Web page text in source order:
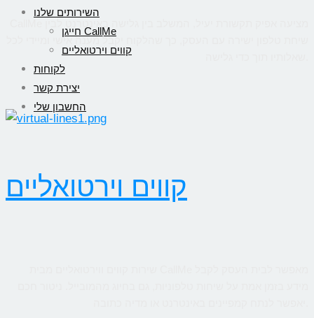
השירותים שלנו
חייגן CallMe
קווים וירטואליים
לקוחות
יצירת קשר
החשבון שלי
שיחת טלפון ישירה עם העסק, כך שהלקוח יקבל מענה אישי ומיידי לכל
קווים וירטואליים